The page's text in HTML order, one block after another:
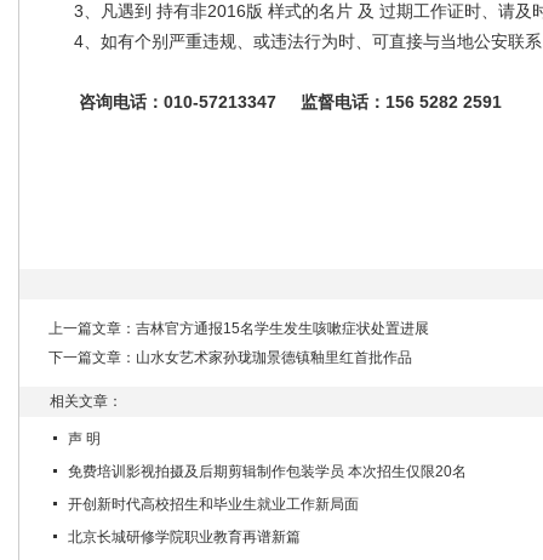
3、凡遇到 持有非2016版 样式的名片 及 过期工作证时、请及
4、如有个别严重违规、或违法行为时、可直接与当地公安
咨询电话：010-57213347 监督电话：156 5282 2591
上一篇文章： 吉林官方通报15名学生发生咳嗽症状处置进展
下一篇文章： 山水女艺术家孙珑珈景德镇釉里红首批作品
相关文章：
声 明
免费培训影视拍摄及后期剪辑制作包装学员 本次招生仅限20名
开创新时代高校招生和毕业生就业工作新局面
北京长城研修学院职业教育再谱新篇